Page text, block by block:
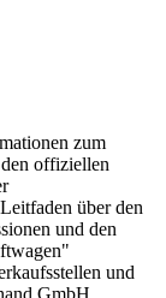
zum
offiziellen
über den
und den
und
GmbH